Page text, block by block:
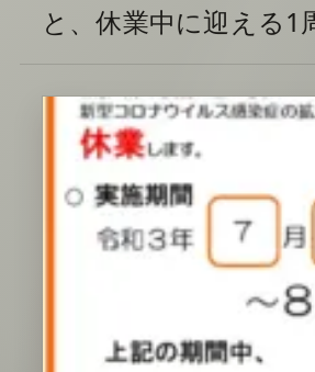
と、休業中に迎える1